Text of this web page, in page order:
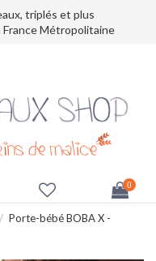
triplés et plus
Métropolitaine
0
Porte-bébé BOBA X -